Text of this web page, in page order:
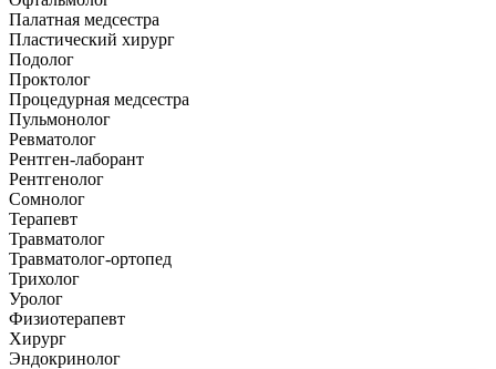
Палатная медсестра
Пластический хирург
Подолог
Проктолог
Процедурная медсестра
Пульмонолог
Ревматолог
Рентген-лаборант
Рентгенолог
Сомнолог
Терапевт
Травматолог
Травматолог-ортопед
Трихолог
Уролог
Физиотерапевт
Хирург
Эндокринолог